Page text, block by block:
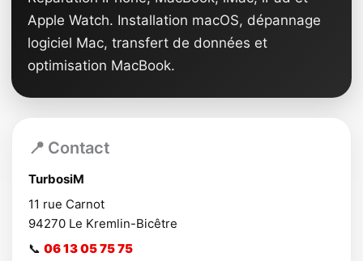
Apple Watch. Installation macOS, dépannage
logiciel Mac, transfert de données et
optimisation MacBook.
📍 Contact
TurbosiM
11 rue Carnot
94270 Le Kremlin-Bicêtre
📞 06 13 05 75 75